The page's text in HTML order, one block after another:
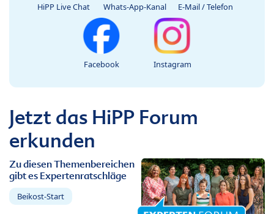
HiPP Live Chat Whats-App-Kanal E-Mail / Telefon
Facebook Instagram
Jetzt das HiPP Forum
erkunden
Zu diesen Themenbereichen
gibt es Expertenratschläge
Beikost-Start